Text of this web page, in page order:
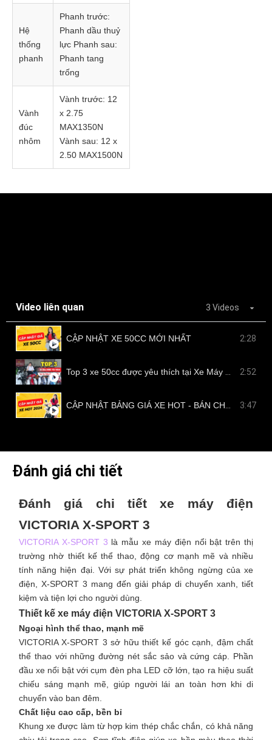
Hệ
thống
phanh
Phanh trước:
Phanh dầu thuỷ
lực Phanh sau:
Phanh tang
trống
Vành
đúc
nhôm
Vành trước: 12
x 2.75
MAX1350N
Vành sau: 12 x
2.50 MAX1500N
Video liên quan 3 Videos
CẬP NHẬT XE 50CC MỚI NHẤT 2:28
2:52
3:47
Đánh giá chi tiết
Đánh giá chi tiết xe máy điện
VICTORIA X-SPORT 3
VICTORIA X-SPORT 3 là mẫu xe máy điện nổi bật trên thị
trường nhờ thiết kế thể thao, động cơ mạnh mẽ và nhiều
tính năng hiện đại. Với sự phát triển không ngừng của xe
điện, X-SPORT 3 mang đến giải pháp di chuyển xanh, tiết
kiệm và tiện lợi cho người dùng.
Thiết kế xe máy điện VICTORIA X-SPORT 3
Ngoại hình thể thao, mạnh mẽ
VICTORIA X-SPORT 3 sở hữu thiết kế góc cạnh, đậm chất
thể thao với những đường nét sắc sảo và cứng cáp. Phần
đầu xe nổi bật với cụm đèn pha LED cỡ lớn, tạo ra hiệu suất
chiếu sáng mạnh mẽ, giúp người lái an toàn hơn khi di
chuyển vào ban đêm.
Chất liệu cao cấp, bền bỉ
Khung xe được làm từ hợp kim thép chắc chắn, có khả năng